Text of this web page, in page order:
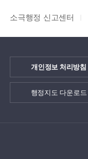
소극행정 신고센터
개인정보 처리방침
행정지도 다운로드